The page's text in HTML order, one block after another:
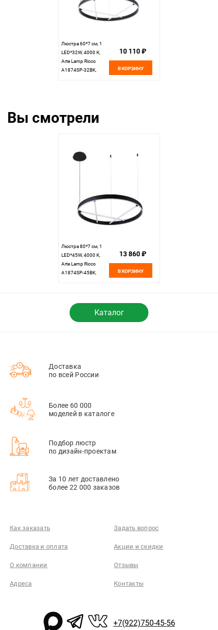
Люстра 60*7 см, 1
LED*32W, 4000 К,
Arte Lamp Ricco
A1874SP-32BK,
10 110 ₽
В КОРЗИНУ
Вы смотрели
Люстра 80*7 см, 1
LED*45W, 4000 К,
Arte Lamp Ricco
A1874SP-45BK,
13 860 ₽
В КОРЗИНУ
Каталог
Доставка
по всей России
Более 60 000
моделей в каталоге
Подбор люстр
по дизайн-проектам
За 10 лет доставлено
более 22 000 заказов
Как заказать Задать вопрос
Доставка и оплата Акции и скидки
О компании Отзывы
Адреса Контакты
+7(922)750-45-56